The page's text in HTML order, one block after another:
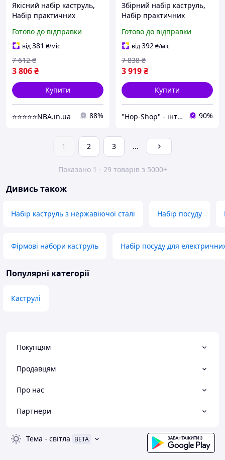
Якісний набір каструль,
Набір практичних
каструль якісних QA-89
Готово до відправки
від381 ₴/міс
3 806₴
7 612 ₴
Купити
⭐️⭐️⭐️⭐️⭐️NBA.in.ua 88%
Збірний набір каструль,
Набір практичних
з кришкою QA-19
Готово до відправки
від392₴/міс
3 919₴
7 838 ₴
Купити
"Hop-Shop" - інтернет-магазин тактичного військового спорядження | Власне виробництво туризму 90%
1 2 3 ...
Показано 1 - 29 товарів з 5000+
Дивись також
Набір каструль з нержавіючої сталі Набір посуду
Фірмові набори каструль Набір посуду для
Популярні категорії
Каструлі
Покупцям
Продавцям
Про нас
Партнери
Тема - світла BETA